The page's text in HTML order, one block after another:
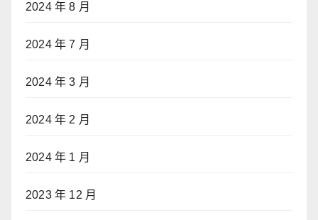
2024 年 8 月
2024 年 7 月
2024 年 3 月
2024 年 2 月
2024 年 1 月
2023 年 12 月